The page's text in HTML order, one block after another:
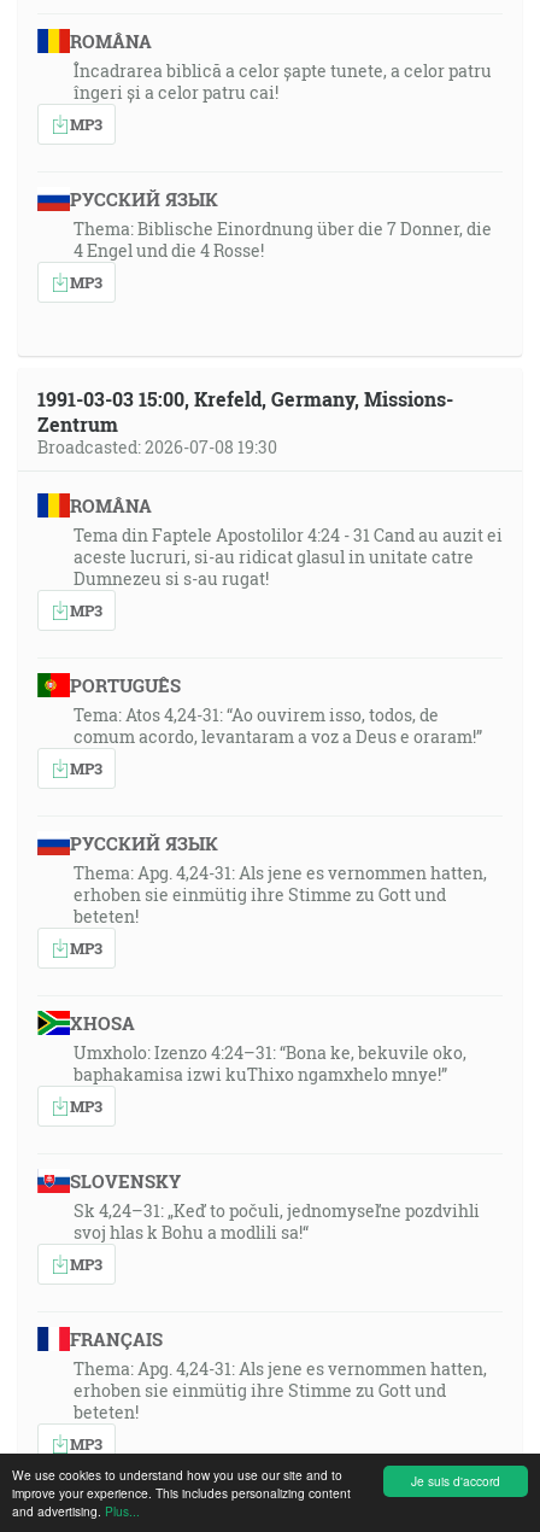
Je suis d'accord
We use cookies to understand how you use our site and to
improve your experience. This includes personalizing content
and advertising. Plus...
ROMÂNA
Încadrarea biblică a celor șapte tunete, a celor patru
îngeri și a celor patru cai!
MP3
РУССКИЙ ЯЗЫК
Thema: Biblische Einordnung über die 7 Donner, die
4 Engel und die 4 Rosse!
MP3
1991-03-03 15:00, Krefeld, Germany, Missions-
Zentrum
Broadcasted: 2026-07-08 19:30
ROMÂNA
Tema din Faptele Apostolilor 4:24 - 31 Cand au auzit ei
aceste lucruri, si-au ridicat glasul in unitate catre
Dumnezeu si s-au rugat!
MP3
PORTUGUÊS
Tema: Atos 4,24-31: “Ao ouvirem isso, todos, de
comum acordo, levantaram a voz a Deus e oraram!”
MP3
РУССКИЙ ЯЗЫК
Thema: Apg. 4,24-31: Als jene es vernommen hatten,
erhoben sie einmütig ihre Stimme zu Gott und
beteten!
MP3
XHOSA
Umxholo: Izenzo 4:24–31: “Bona ke, bekuvile oko,
baphakamisa izwi kuThixo ngamxhelo mnye!”
MP3
SLOVENSKY
Sk 4,24–31: „Keď to počuli, jednomyseľne pozdvihli
svoj hlas k Bohu a modlili sa!“
MP3
FRANÇAIS
Thema: Apg. 4,24-31: Als jene es vernommen hatten,
erhoben sie einmütig ihre Stimme zu Gott und
beteten!
MP3
POLSKI